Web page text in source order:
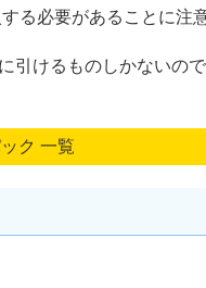
る必要があることに注
引けるものしかないの
ク 一覧